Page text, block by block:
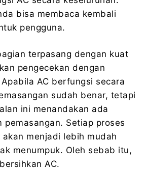
bisa membaca kembali
pengguna.
terpasang dengan kuat
pengecekan dengan
AC berfungsi secara
sudah benar, tetapi
ini menandakan ada
pemasangan. Setiap proses
akan menjadi lebih mudah
menumpuk. Oleh sebab itu,
AC.